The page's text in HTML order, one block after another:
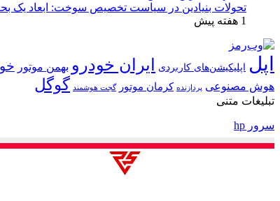
تحولات بنیادین در سیاست تخصیص سوخت: ابعاد یک
1 هفته پیش
اپل اپلیکیشن‌های کاربردی ایران خودرو بهمن موتور
هوش مصنوعی پردازنده کرمان موتور گجت هوشمند گوگل
تبلیغات متنی
سرور hp